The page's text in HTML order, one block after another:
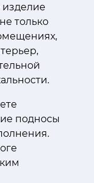
изделие
только
подносы